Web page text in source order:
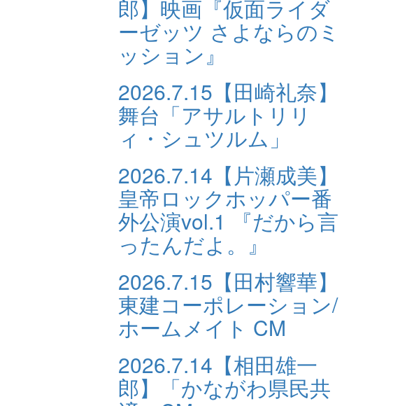
郎】映画『仮面ライダ
ーゼッツ さよならのミ
ッション』
2026.7.15 【田崎礼奈】
舞台「アサルトリリ
ィ・シュツルム」
2026.7.14 【片瀬成美】
皇帝ロックホッパー番
外公演vol.1 『だから言
ったんだよ。』
2026.7.15 【田村響華】
東建コーポレーション/
ホームメイト CM
2026.7.14 【相田雄一
郎】「かながわ県民共